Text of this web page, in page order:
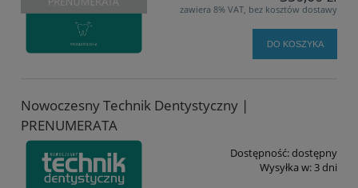
zawiera 8% VAT, bez kosztów dostawy
DO KOSZYKA
Nowoczesny Technik Dentystyczny |
PRENUMERATA
Dostępność:dostępny
Wysyłka w:3 dni